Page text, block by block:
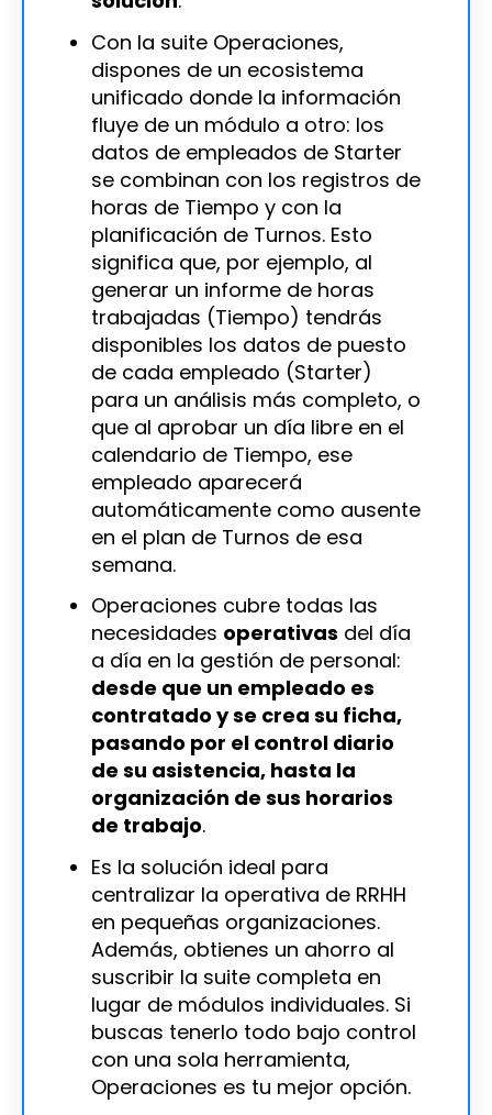
Con la suite Operaciones,
dispones de un ecosistema
unificado donde la información
fluye de un módulo a otro: los
datos de empleados de Starter
se combinan con los registros de
horas de Tiempo y con la
planificación de Turnos. Esto
significa que, por ejemplo, al
generar un informe de horas
trabajadas (Tiempo) tendrás
disponibles los datos de puesto
de cada empleado (Starter)
para un análisis más completo, o
que al aprobar un día libre en el
calendario de Tiempo, ese
empleado aparecerá
automáticamente como ausente
en el plan de Turnos de esa
semana.
Operaciones cubre todas las
necesidades operativas del día
a día en la gestión de personal:
desde que un empleado es
contratado y se crea su ficha,
pasando por el control diario
de su asistencia, hasta la
organización de sus horarios
de trabajo.
Es la solución ideal para
centralizar la operativa de RRHH
en pequeñas organizaciones.
Además, obtienes un ahorro al
suscribir la suite completa en
lugar de módulos individuales. Si
buscas tenerlo todo bajo control
con una sola herramienta,
Operaciones es tu mejor opción.